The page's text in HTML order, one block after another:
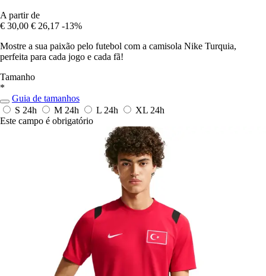
A partir de
€ 30,00 € 26,17 -13%
Mostre a sua paixão pelo futebol com a camisola Nike Turquia,
perfeita para cada jogo e cada fã!
Tamanho
*
Guia de tamanhos
S 24h M 24h L 24h XL 24h
Este campo é obrigatório